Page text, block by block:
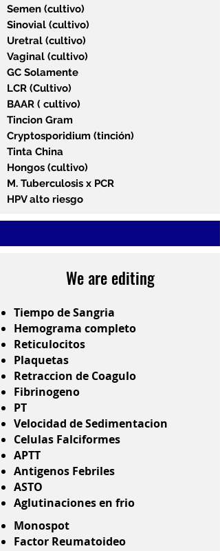
Semen (cultivo)
Sinovial (cultivo)
Uretral (cultivo)
Vaginal (cultivo)
GC Solamente
LCR (Cultivo)
BAAR ( cultivo)
Tincion Gram
Cryptosporidium (tinción)
Tinta China
Hongos (cultivo)
M. Tuberculosis x PCR
HPV alto riesgo
We are editing
Tiempo de Sangria
Hemograma completo
Reticulocitos
Plaquetas
Retraccion de Coagulo
Fibrinogeno
PT
Velocidad de Sedimentacion
Celulas Falciformes
APTT
Antigenos Febriles
ASTO
Aglutinaciones en frio
Monospot
Factor Reumatoideo